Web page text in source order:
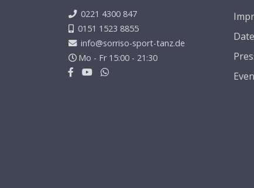
0221 4300 847
0151 1523 8855
info@sorriso-sport-tanz.de
Mo - Fr 15:00 - 21:30